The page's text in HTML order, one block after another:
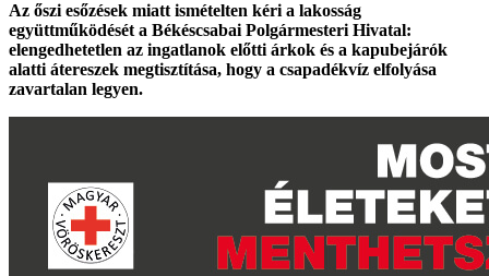
Az őszi esőzések miatt ismételten kéri a lakosság
együttműködését a Békéscsabai Polgármesteri Hivatal:
elengedhetetlen az ingatlanok előtti árkok és a kapubejárók
alatti átereszek megtisztítása, hogy a csapadékvíz elfolyása
zavartalan legyen.